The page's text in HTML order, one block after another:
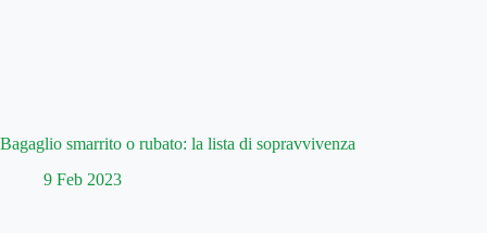
Bagaglio smarrito o rubato: la lista di sopravvivenza
9 Feb 2023